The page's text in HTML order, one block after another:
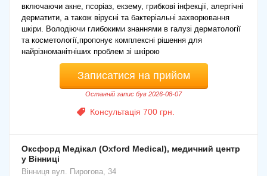
включаючи акне, псоріаз, екзему, грибкові інфекції, алергічні
дерматити, а також вірусні та бактеріальні захворювання
шкіри. Володіючи глибокими знаннями в галузі дерматології
та косметології,пропонує комплексні рішення для
найрізноманітніших проблем зі шкірою
Записатися на прийом
Останній запис був 2026-08-07
Консультація 700 грн.
Оксфорд Медікал (Oxford Medical), медичний центр
у Вінниці
Вінниця вул. Пирогова, 34